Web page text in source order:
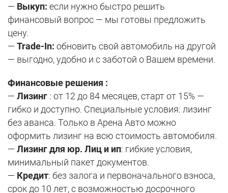
— Выкуп: если нужно быстро решить
финансовый вопрос — мы готовы предложить
цену.
— Trade-In: обновить свой автомобиль на другой
— выгодно, удобно и с заботой о Вашем времени.
Финансовые решения :
— Лизинг : от 12 до 84 месяцев, старт от 15% —
гибко и доступно. Специальные условия: лизинг
без аванса. Только в Арена Авто можно
оформить лизинг на всю стоимость автомобиля.
— Лизинг для юр. Лиц и ип: гибкие условия,
минимальный пакет документов.
— Кредит: без залога и первоначального взноса,
срок до 10 лет, с возможностью досрочного